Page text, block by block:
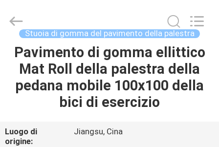
CASA
PRODOTTI
NOI
CommerceStuoia di gomma del pavimento della palestra
Pavimento di gomma ellittico
Mat Roll della palestra della
pedana mobile 100x100 della
bici di esercizio
Luogo di
origine:
Jiangsu, Cina